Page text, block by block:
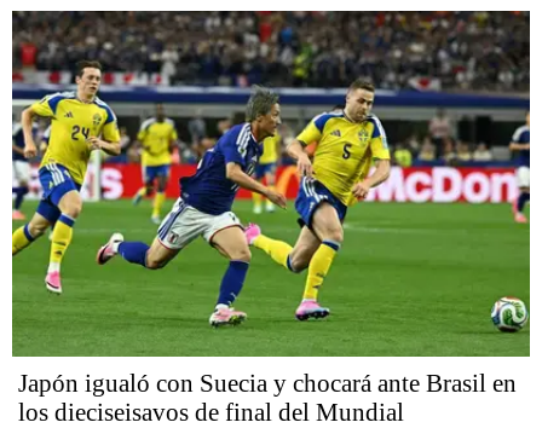
Japón igualó con Suecia y chocará ante Brasil en
los dieciseisavos de final del Mundial